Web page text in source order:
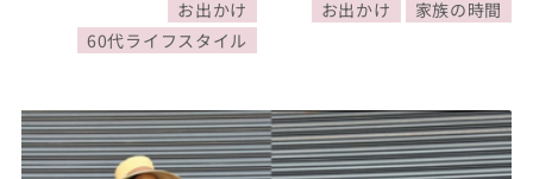
お出かけ
60代ライフスタイル
お出かけ 家族の時間